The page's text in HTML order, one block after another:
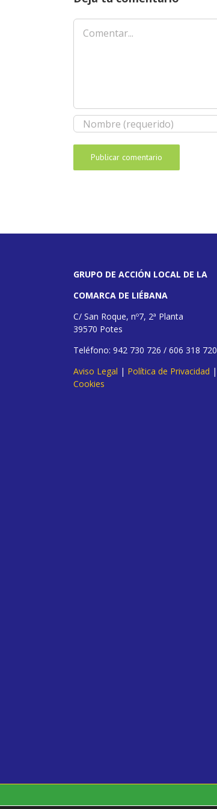
Comentar
GRUPO DE ACCIÓN LOCAL DE LA
COMARCA DE LIÉBANA
C/ San Roque, nº7, 2ª Planta
39570 Potes
Teléfono: 942 730 726 / 606 318 720
Aviso Legal | Política de Privacidad |
Cookies